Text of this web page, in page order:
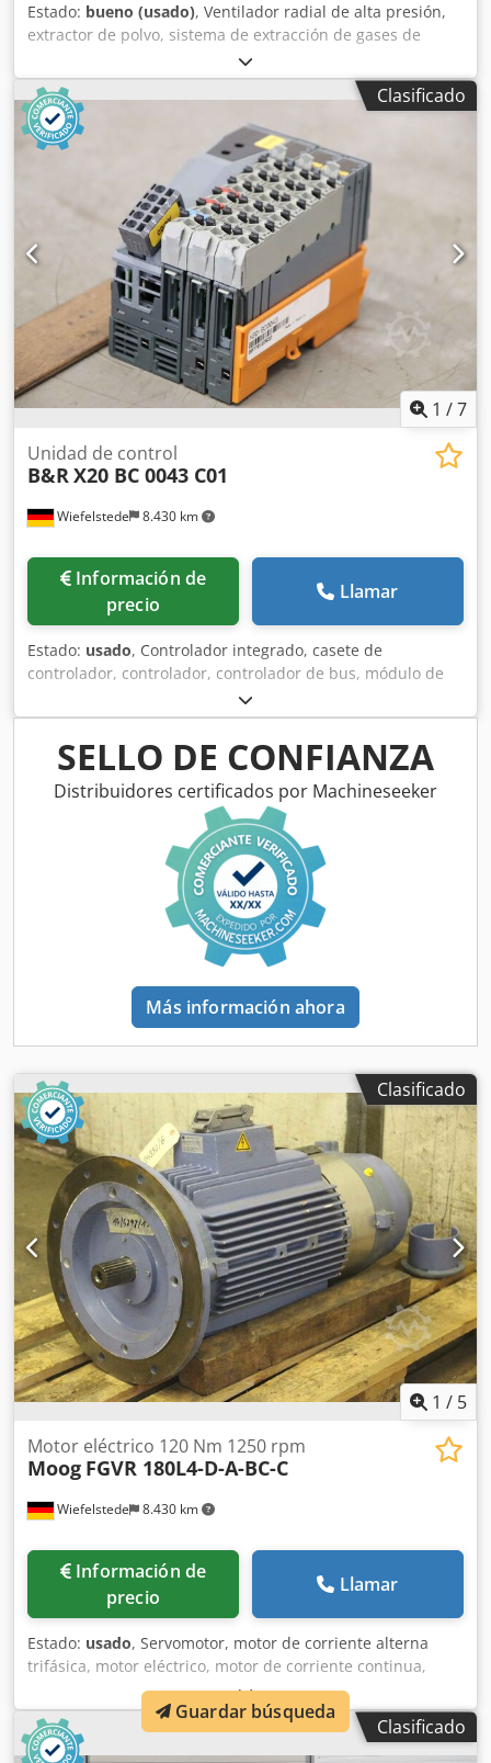
Estado: bueno (usado), Ventilador radial de alta presión,
extractor de polvo, sistema de extracción de gases de
escape, ventilador de calefacción, sistema de extracción de
humos de soldadura, extractor, ventilador, soplante de
presión, soplante de vacío. -Extractor de gases de escape -
Motor eléctrico: Lammers 400/690 V/3 kW -Ventilador:
Hansa Ventilatorenbau, modelo BC 280-5/4K-X/UX 1101 -
Velocidad de rotación: 3179 rpm -Caudal: 2160 m³/h -
Conexión de entrada: Ø 735 mm -Conexión de salida: 365 x
310 mm Dcjdjff Aq Aopfx Adqok -Dimensiones:
1300/740/A820 mm -Peso: 153 kg
Clasificado
1 /7
Wiefelstede 8.430 km
Unidad de control
B&RX20 BC 0043 C01
Información de
precio
Llamar
Estado: usado, Controlador integrado, casete de
controlador, controlador, controlador de bus, módulo de
bus -Fabricante: BR, Controller -Tipo: X20 BC 0043 C01 -
Número: 2x módulos disponibles -Precio: por unidad -
Dimensión: 100/70/75 mm Dcedpfx Asmkm Nnjdqjk -Peso:
0,3 kg/unidad
SELLO DE CONFIANZA
Distribuidores certificados por Machineseeker
Más información ahora
Clasificado
1 / 5
Wiefelstede 8.430 km
Motor eléctrico 120 Nm 1250 rpm
Moog FGVR 180L4-D-A-BC-C
Información de
precio
Llamar
Estado: usado, Servomotor, motor de corriente alterna
trifásica, motor eléctrico, motor de corriente continua,
motor de ajuste de paso -MOOG: motor de corriente
continua FGVR 180L4-D-A-BC-C -Velocidad: 1250 rpm -Par
de apriete: 120 Nm -Tensión: 400 VCC Dcsdsfghczjpfx
Adqek -Con: freno/ventilador/calentador/sensor -Eje: Ø 50
Clasificado
Guardar búsqueda